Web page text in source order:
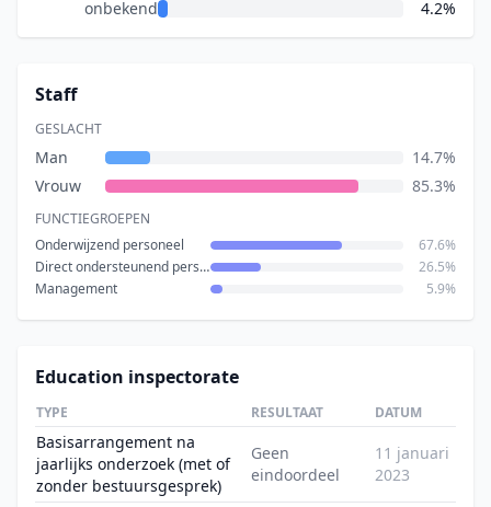
onbekend
4.2%
Staff
GESLACHT
Man
14.7%
Vrouw
85.3%
FUNCTIEGROEPEN
Onderwijzend personeel
67.6%
Direct ondersteunend personeel
26.5%
Management
5.9%
Education inspectorate
TYPE RESULTAAT DATUM
Basisarrangement na
jaarlijks onderzoek (met of
zonder bestuursgesprek)
Geen
eindoordeel
11 januari
2023